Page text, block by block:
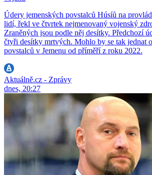
Údery jemenských povstalců Húsíů na
lidí, řekl ve čtvrtek nejmenovaný vojenský
Zraněných jsou podle něj desítky. Předchozí
čtyři desítky mrtvých. Mohlo by se tak jednat
povstalců v Jemenu od příměří z roku 2022.
Aktuálně.cz - Zprávy
dnes, 20:27